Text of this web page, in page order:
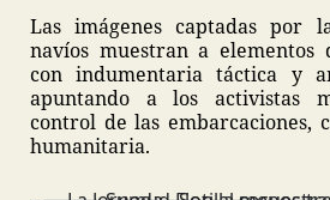
Las imágenes captadas por
navíos muestran a
con indumentaria táctica y
apuntando a los activistas
control de las embarcaciones,
humanitaria.